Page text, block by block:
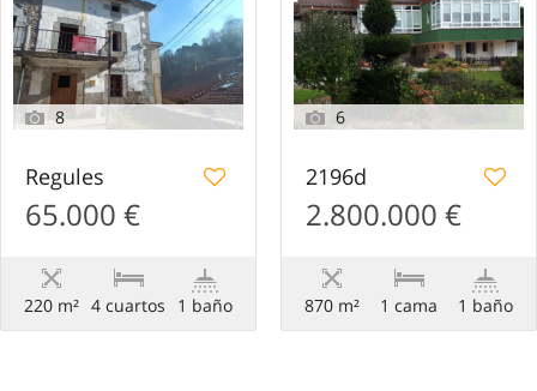
8
Regules
65.000 €
220 m² 4 сuartos 1 baño
6
2196d
2.800.000 €
870 m² 1 cama 1 baño